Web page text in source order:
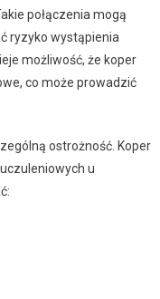
połączenia mogą
ryzyko wystąpienia
możliwość, że koper
co może prowadzić
ostrożność. Koper
u